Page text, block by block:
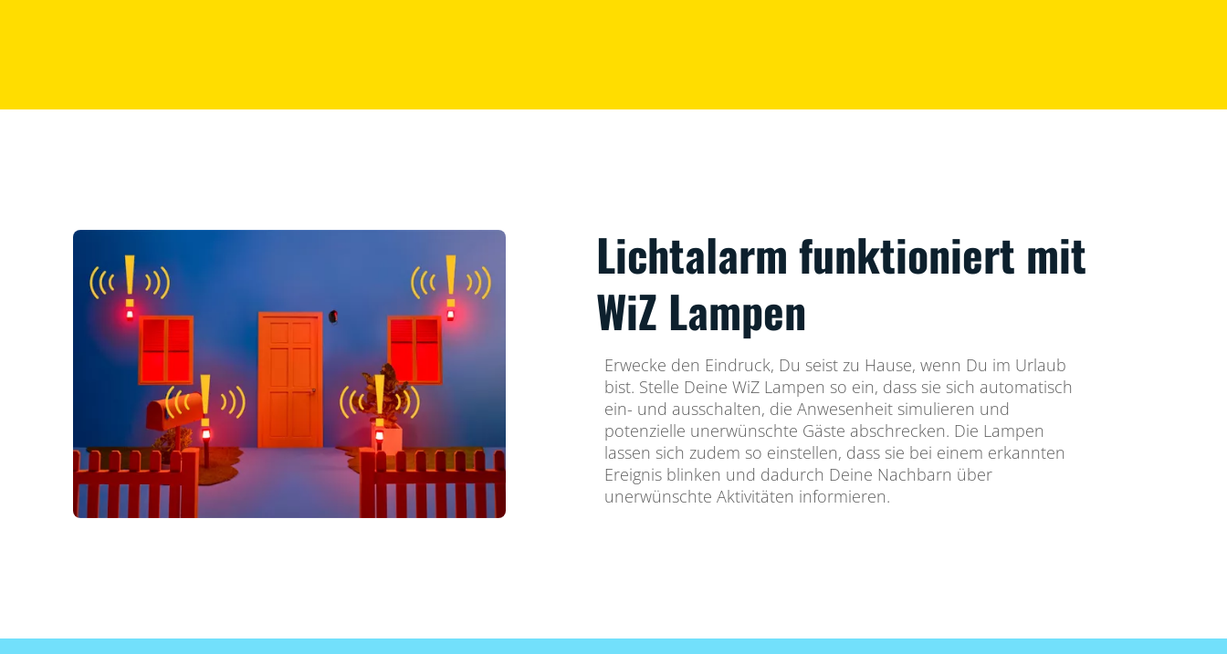
Lichtalarm funktioniert mit
WiZ Lampen
Erwecke den Eindruck, Du seist zu Hause, wenn Du im Urlaub
bist. Stelle Deine WiZ Lampen so ein, dass sie sich automatisch
ein- und ausschalten, die Anwesenheit simulieren und
potenzielle unerwünschte Gäste abschrecken. Die Lampen
lassen sich zudem so einstellen, dass sie bei einem erkannten
Ereignis blinken und dadurch Deine Nachbarn über
unerwünschte Aktivitäten informieren.